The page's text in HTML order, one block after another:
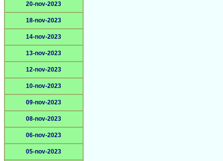
20-nov-2023
18-nov-2023
14-nov-2023
13-nov-2023
12-nov-2023
10-nov-2023
09-nov-2023
08-nov-2023
06-nov-2023
05-nov-2023